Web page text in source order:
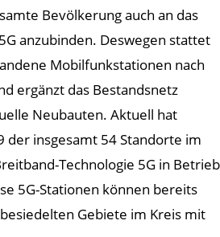
Bevölkerung auch an das
anzubinden. Deswegen stattet
Mobilfunkstationen nach
ergänzt das Bestandsnetz
Neubauten. Aktuell hat
der insgesamt 54 Standorte im
Technologie 5G in Betrieb
5G-Stationen können bereits
Gebiete im Kreis mit